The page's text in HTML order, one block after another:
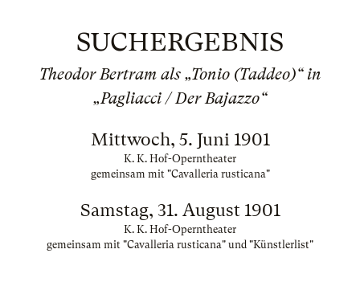
SUCHERGEBNIS
Theodor Bertram als „Tonio (Taddeo)“ in
„Pagliacci / Der Bajazzo“
Mittwoch, 5. Juni 1901
K. K. Hof-Operntheater
gemeinsam mit "Cavalleria rusticana"
Samstag, 31. August 1901
K. K. Hof-Operntheater
gemeinsam mit "Cavalleria rusticana" und "Künstlerlist"